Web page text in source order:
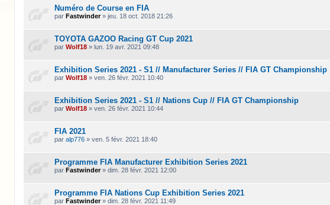
Numéro de Course en FIA
parFastwinder»jeu. 18 oct. 2018 21:26
TOYOTA GAZOO Racing GT Cup 2021
parWolf18 »lun. 19 avr. 2021 09:48
Exhibition Series 2021 - S1 // Manufacturer Series // FIA GT Championship
parWolf18 »ven. 26 févr. 2021 10:40
Exhibition Series 2021 - S1 // Nations Cup // FIA GT Championship
parWolf18 »ven. 26 févr. 2021 10:44
FIA 2021
paralp776 »ven. 5 févr. 2021 18:40
Programme FIA Manufacturer Exhibition Series 2021
parFastwinder»dim. 28 févr. 2021 12:00
Programme FIA Nations Cup Exhibition Series 2021
parFastwinder»dim. 28 févr. 2021 11:49